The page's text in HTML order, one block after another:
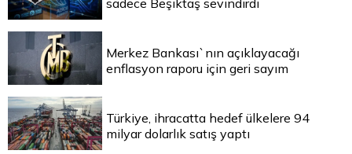
sadece Beşiktaş sevindirdi
Merkez Bankası`nın açıklayacağı
enflasyon raporu için geri sayım
Türkiye, ihracatta hedef ülkelere 94
milyar dolarlık satış yaptı